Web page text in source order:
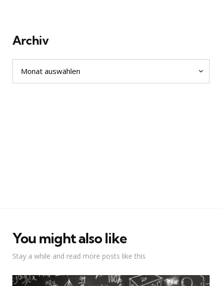
Archiv
Archiv
You might also like
Stay a while and read more posts like this